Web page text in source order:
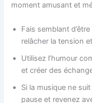
moment amusant et
Fais semblant
relâcher la tension
Utilisez l’humour
et créer des
Si la musique ne
pause et revenez